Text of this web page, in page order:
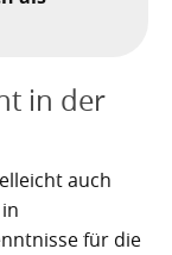
Kanaren
Schluchten
Kanaren
in der
auch
für die